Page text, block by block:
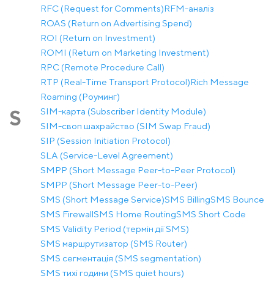
RFC (Request for Comments)RFM-аналіз
ROAS (Return on Advertising Spend)
ROI (Return on Investment)
ROMI (Return on Marketing Investment)
RPC (Remote Procedure Call)
RTP (Real-Time Transport Protocol)Rich Message
Roaming (Роуминг)
S
SIM-карта (Subscriber Identity Module)
SIM-своп шахрайство (SIM Swap Fraud)
SIP (Session Initiation Protocol)
SLA (Service-Level Agreement)
SMPP (Short Message Peer-to-Peer Protocol)
SMPP (Short Message Peer-to-Peer)
SMS (Short Message Service)SMS BillingSMS Bounce
SMS FirewallSMS Home RoutingSMS Short Code
SMS Validity Period (термін дії SMS)
SMS маршрутизатор (SMS Router)
SMS сегментація (SMS segmentation)
SMS тихі години (SMS quiet hours)